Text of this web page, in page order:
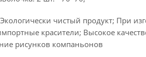
чистый продукт; При
красители; Высокое
рисунков компаньонов